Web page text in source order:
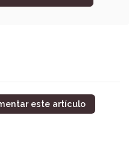
este artículo